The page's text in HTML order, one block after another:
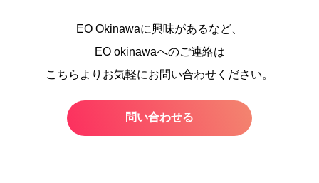
EO Okinawaに興味があるなど、
EO okinawaへのご連絡は
こちらよりお気軽にお問い合わせください。
問い合わせる